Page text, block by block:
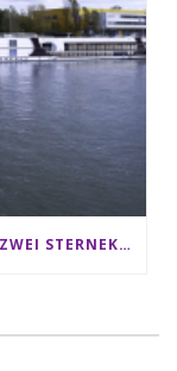
EXCELLENCE GOURMETFESTIVAL ´25: ZWEI STERNEKÖCHE ANTONIO GUIDA & DARIO MORESCO VERWÖHNEN IHRE GÄSTE AUF EINER LUXERIÖSEN SCHIFFSREISE